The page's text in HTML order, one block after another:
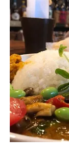
420 Blog
420friendly